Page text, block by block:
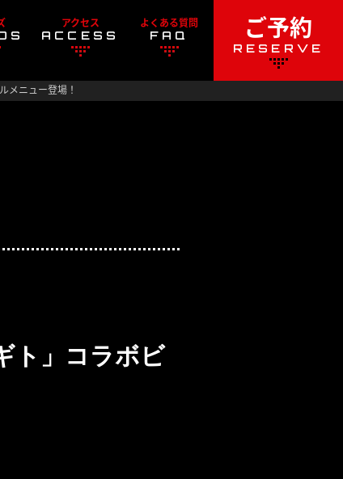
アクセス
ACCESS
よくある質問
FAQ
ご予約
RESERVE
メニュー登場！
ト」コラボビ